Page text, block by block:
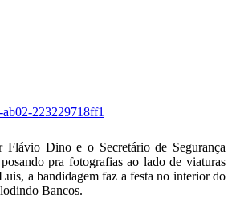
Flávio Dino e o Secretário de Segurança
pra fotografias ao lado de viaturas
a bandidagem faz a festa no interior do
Bancos.